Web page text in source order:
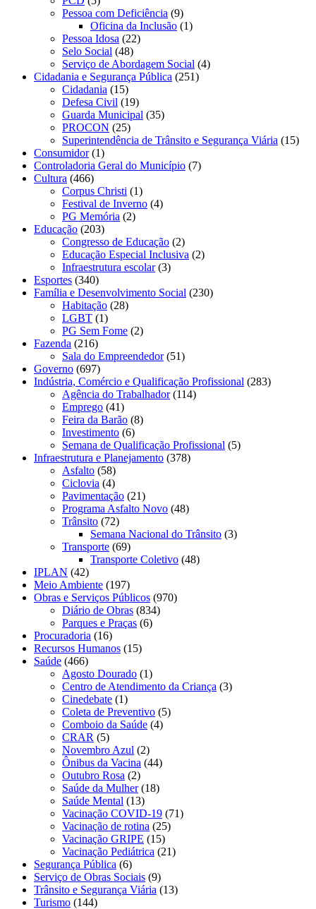
Pessoa com Deficiência (9)
Oficina da Inclusão (1)
Pessoa Idosa (22)
Selo Social (48)
Serviço de Abordagem Social (4)
Cidadania e Segurança Pública (251)
Cidadania (15)
Defesa Civil (19)
Guarda Municipal (35)
PROCON (25)
Superintendência de Trânsito e Segurança Viária (15)
Consumidor(1)
Controladoria Geral do Município (7)
Cultura (466)
Corpus Christi (1)
Festival de Inverno (4)
PG Memória (2)
Educação (203)
Congresso de Educação (2)
Educação Especial Inclusiva (2)
Infraestrutura escolar(3)
Esportes (340)
Família e Desenvolvimento Social (230)
Habitação (28)
LGBT (1)
PG Sem Fome (2)
Fazenda (216)
Sala do Empreendedor(51)
Governo (697)
Indústria, Comércio e Qualificação Profissional (283)
Agência do Trabalhador(114)
Emprego (41)
Feira da Barão (8)
Investimento (6)
Semana de Qualificação Profissional (5)
Infraestrutura e Planejamento (378)
Asfalto (58)
Ciclovia (4)
Pavimentação (21)
Programa Asfalto Novo (48)
Trânsito (72)
Semana Nacional do Trânsito (3)
Transporte (69)
Transporte Coletivo (48)
IPLAN (42)
Meio Ambiente (197)
Obras e Serviços Públicos (970)
Diário de Obras (834)
Parques e Praças (6)
Procuradoria (16)
Recursos Humanos (15)
Saúde (466)
Agosto Dourado (1)
Centro de Atendimento da Criança (3)
Cinedebate (1)
Coleta de Preventivo (5)
Comboio da Saúde (4)
CRAR (5)
Novembro Azul (2)
Ônibus da Vacina (44)
Outubro Rosa (2)
Saúde da Mulher(18)
Saúde Mental (13)
Vacinação COVID-19 (71)
Vacinação de rotina (25)
Vacinação GRIPE (15)
Vacinação Pediátrica (21)
Segurança Pública (6)
Serviço de Obras Sociais (9)
Trânsito e Segurança Viária (13)
Turismo (144)